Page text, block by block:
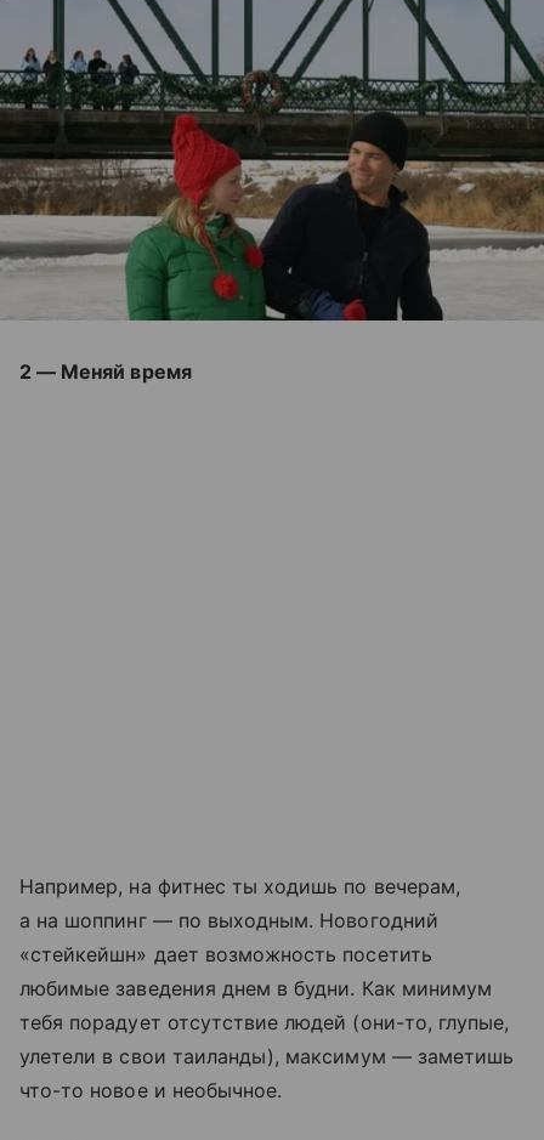
2 — Меняй время
Например, на фитнес ты ходишь по вечерам,
а на шоппинг — по выходным. Новогодний
«стейкейшн» дает возможность посетить
любимые заведения днем в будни. Как минимум
тебя порадует отсутствие людей (они-то, глупые,
улетели в свои таиланды), максимум — заметишь
что-то новое и необычное.